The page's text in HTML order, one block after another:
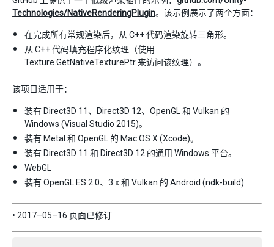
Technologies/NativeRenderingPlugin。该示例展示了两个方面：
在完成所有常规渲染后，从 C++ 代码渲染旋转三角形。
从 C++ 代码填充程序化纹理（使用
Texture.GetNativeTexturePtr 来访问该纹理）。
该项目适用于：
装有 Direct3D 11、Direct3D 12、OpenGL 和 Vulkan 的
Windows (Visual Studio 2015)。
装有 Metal 和 OpenGL 的 Mac OS X (Xcode)。
装有 Direct3D 11 和 Direct3D 12 的通用 Windows 平台。
WebGL
装有 OpenGL ES 2.0、3.x 和 Vulkan 的 Android (ndk-build)
• 2017–05–16 页面已修订